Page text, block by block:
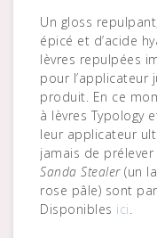
Un gloss
épicé et d’acide
lèvres repulpées
pour l’applicateur
produit. En ce
à lèvres Typology
leur applicateur
jamais de
Sanda Stealer(un
rose pâle) sont
Disponibles ici